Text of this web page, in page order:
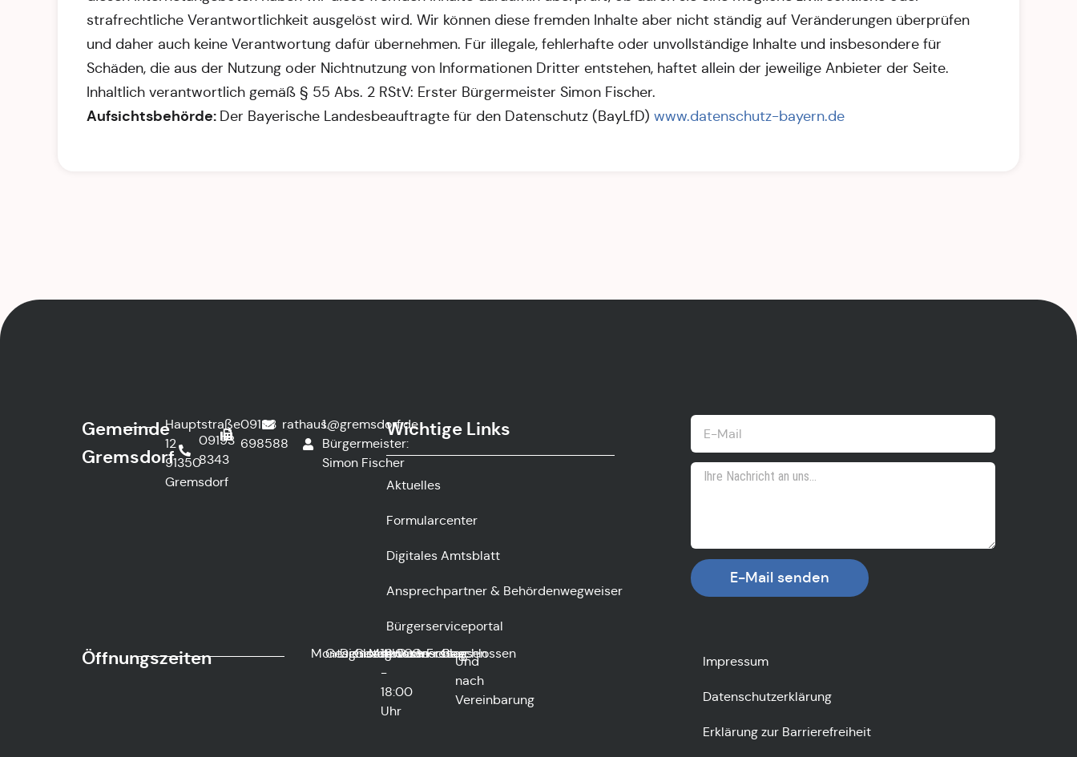
strafrechtliche Verantwortlichkeit ausgelöst wird. Wir können diese fremden Inhalte aber nicht ständig auf Veränderungen überprüfen
und daher auch keine Verantwortung dafür übernehmen. Für illegale, fehlerhafte oder unvollständige Inhalte und insbesondere für
Schäden, die aus der Nutzung oder Nichtnutzung von Informationen Dritter entstehen, haftet allein der jeweilige Anbieter der Seite.
Inhaltlich verantwortlich gemäß § 55 Abs. 2 RStV: Erster Bürgermeister Simon Fischer.
Aufsichtsbehörde: Der Bayerische Landesbeauftragte für den Datenschutz (BayLfD) www.datenschutz-bayern.de
Gemeinde
Gremsdorf
Hauptstraße
12
91350
Gremsdorf
09193
8343
09193
698588
rathaus@gremsdorf.de
1.
Bürgermeister:
Simon Fischer
Wichtige Links
Aktuelles
Formularcenter
Digitales Amtsblatt
Ansprechpartner & Behördenwegweiser
Bürgerserviceportal
E-Mail senden
Öffnungszeiten Montag
Geschlossen
Dienstag
Geschlossen
Mittwoch
16:00
-
18:00
Uhr
Donnerstag
Geschlossen
Freitag
Geschlossen
Und
nach
Vereinbarung
Impressum
Datenschutzerklärung
Erklärung zur Barrierefreiheit